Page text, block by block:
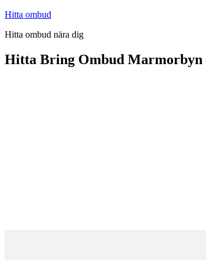
Hoppa
innehåll
Hitta ombud
Hitta ombud nära dig
Hitta Bring Ombud Marmorbyn